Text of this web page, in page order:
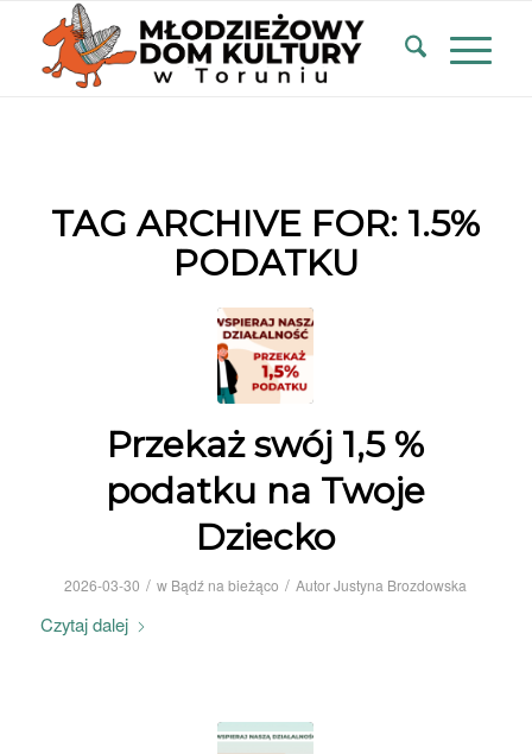
TAG ARCHIVE FOR: 1.5%
PODATKU
Przekaż swój 1,5 %
podatku na Twoje
Dziecko
2026-03-30 / w Bądź na bieżąco / AutorJustyna Brozdowska
Czytaj dalej